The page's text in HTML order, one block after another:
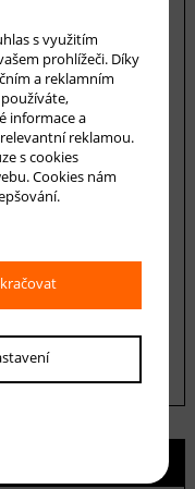
/ m2. Koberce
odolností proti
odolná proti
snadná. Koberce
a proto
topením.
i moderních
a perských.
rozměrech.
krémová
se zabránilo jejich
je možné použít
namáčet.
s využitím
prohlížeči. Díky
a reklamním
informace a
reklamou.
s cookies
Cookies nám